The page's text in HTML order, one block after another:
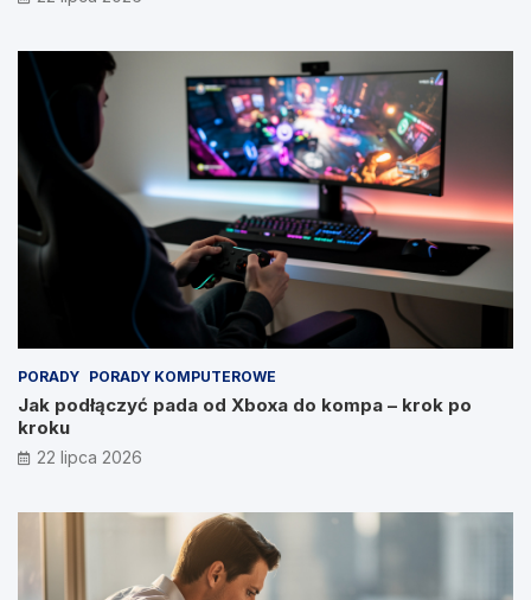
PORADY PORADY KOMPUTEROWE
Jak podłączyć pada od Xboxa do kompa – krok po
kroku
22 lipca 2026